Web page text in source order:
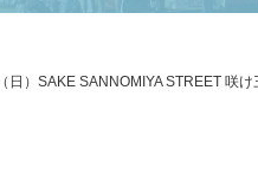
）SAKE SANNOMIYA STREET 咲